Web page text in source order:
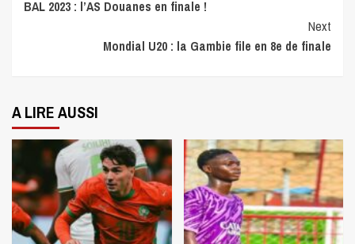
Reading
BAL 2023 : l’AS Douanes en finale !
Next
Mondial U20 : la Gambie file en 8e de finale
A LIRE AUSSI